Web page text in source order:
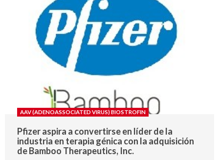
AAV (ADENOASSOCIATED VIRUS) BIOSTROFIN
Pfizer aspira a convertirse en líder de la
industria en terapia génica con la adquisición
de Bamboo Therapeutics, Inc.